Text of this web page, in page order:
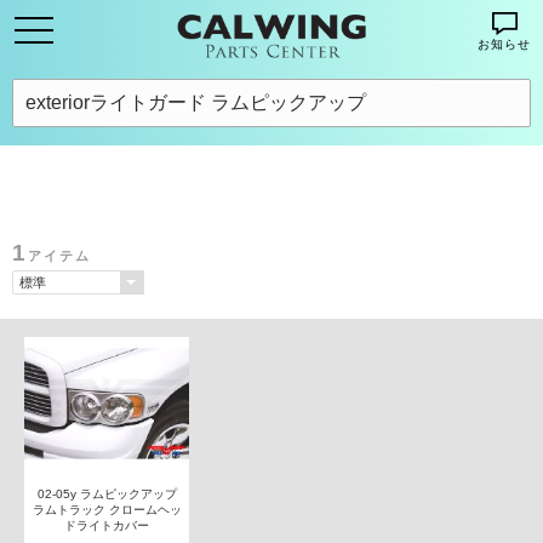
お知らせ
1 アイテム
02-05y ラムピックアップ
ラムトラック クロームヘッ
ドライトカバー